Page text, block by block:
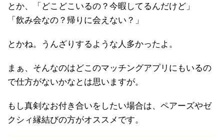
とか、「どこどこいるの？今暇してるんだけど」
「飲み会なの？帰りに会えない？」
とかね。うんざりするような人多かったよ。
まぁ、そんなのはどこのマッチングアプリにもいるの
で仕方がないかなとは思いますが。
もし真剣なお付き合いをしたい場合は、ペアーズやゼ
クシィ縁結びの方がオススメです。